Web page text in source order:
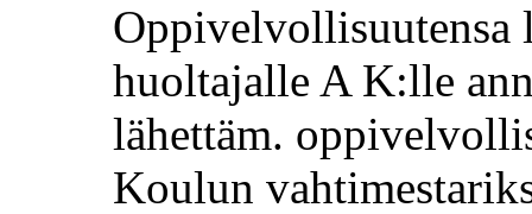
Oppivelvollisuutensa
huoltajalle A K:lle
lähettäm.
Koulun